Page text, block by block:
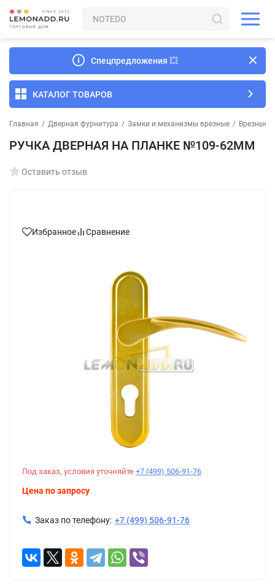
Спецпредложения 💥
КАТАЛОГ ТОВАРОВ
Главная / Дверная фурнитура / Замки и механизмы врезные / Врезные
РУЧКА ДВЕРНАЯ НА ПЛАНКЕ №109-62ММ
Оставить отзыв
Избранное Сравнение
Под заказ, условия уточняйте +7 (499) 506-91-76
Цена по запросу
Заказ по телефону: +7 (499) 506-91-76